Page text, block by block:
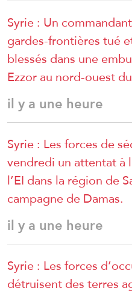
Syrie : Un
gardes-frontières tué
blessés dans une
Ezzor au nord-ouest
il y a une heure
Syrie : Les forces de
vendredi un attentat
l’EI dans la région de
campagne de Damas.
il y a une heure
Syrie : Les forces
détruisent des terres